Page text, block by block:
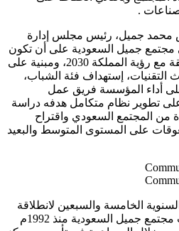
.
محمد جميل، رئيس مجلس إدارة
جميل السعودية على أن تكون
المبادرات التي نقوم بها متوافقة مع رؤية المملكة 2030، ومبنية على
التقنيات، إستهداف فئة الشباب،
أداء المؤسسة فريق عمل
تطوير نظام متكامل هدفه دراسة
من المجتمع السعودي واقتراح
على المستوى المتوسط والبعيد
الخامسة والسبعين لانطلاقة
الأنشطة الخيرية حيث حرصت مجتمع جميل السعودية منذ 1992م